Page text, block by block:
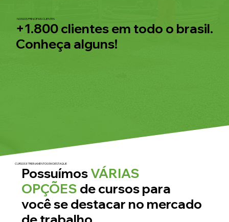
NOSSOS PRINCIPAIS CLIENTES
+1.800 clientes em todo o brasil.
Conheça alguns!
CURSOS E TREINAMENTOS EM DESTAQUE
PossuímosVÁRIAS
OPÇÕES de cursos para
você se destacar no mercado